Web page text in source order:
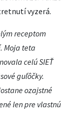
vyzerá.
receptom
Moja teta
celú SIEŤ
guľôčky.
ozajstné
len pre vlastnú